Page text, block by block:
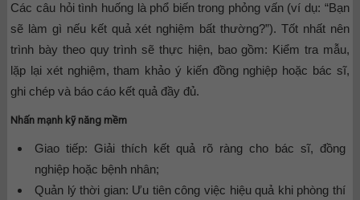
Các câu hỏi tình huống là phổ biến trong phỏng vấn (ví dụ: “Bạn
sẽ làm gì nếu kết quả xét nghiệm bất thường?”). Tốt nhất nên
trình bày theo quy trình sẽ thực hiện, bao gồm: Kiểm tra mẫu,
lặp lại xét nghiệm, tham khảo ý kiến đồng nghiệp hoặc bác sĩ,
ghi chép và báo cáo kết quả đầy đủ.
Nhấn mạnh kỹ năng mềm
Giao tiếp: Giải thích kết quả rõ ràng cho bác sĩ, đồng
nghiệp hoặc bệnh nhân;
Quản lý thời gian: Ưu tiên công việc hiệu quả khi phòng thí